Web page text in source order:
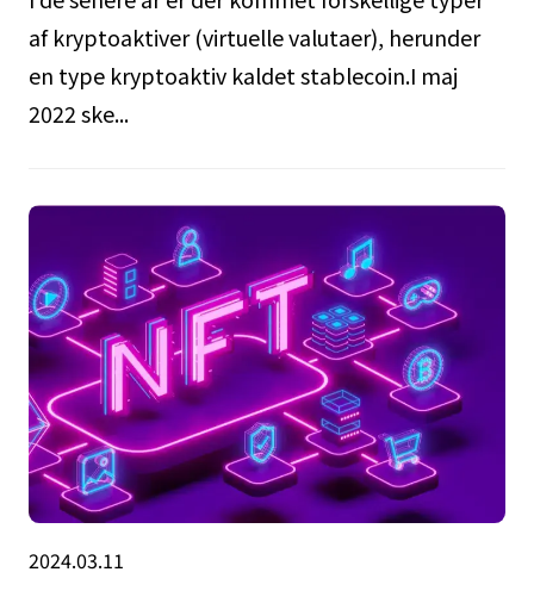
af kryptoaktiver (virtuelle valutaer), herunder
en type kryptoaktiv kaldet stablecoin.I maj
2022 ske...
2024.03.11